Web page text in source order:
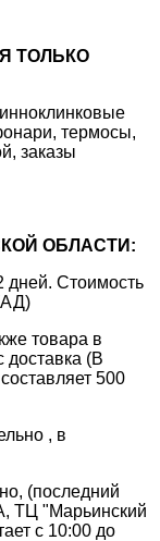
ТОЛЬКО
термосы,
заказы
ОБЛАСТИ:
дней. Стоимость
товара в
доставка (В
500
, в
(последний
ТЦ "Марьинский
с 10:00 до